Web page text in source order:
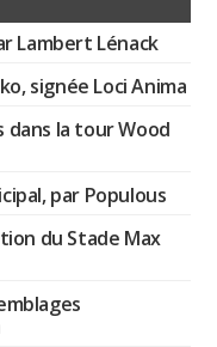
Lambert Lénack
signée Loci Anima
dans la tour Wood
par Populous
du Stade Max